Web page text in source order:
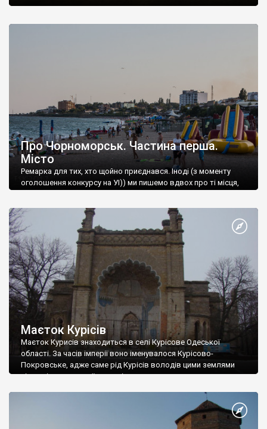
Про Чорноморськ. Частина перша.
Місто
Ремарка для тих, хто щойно приєднався. Іноді (з моменту
оголошення конкурсу на УІ)) ми пишемо вдвох про ті місця,
Маєток Курісів
Маєток Курисів знаходиться в селі Курісове Одеської
області. За часів імперії воно іменувалося Курісово-
Покровське, адже саме рід Курісів володів цими землями
після відвоювання їх у турків.